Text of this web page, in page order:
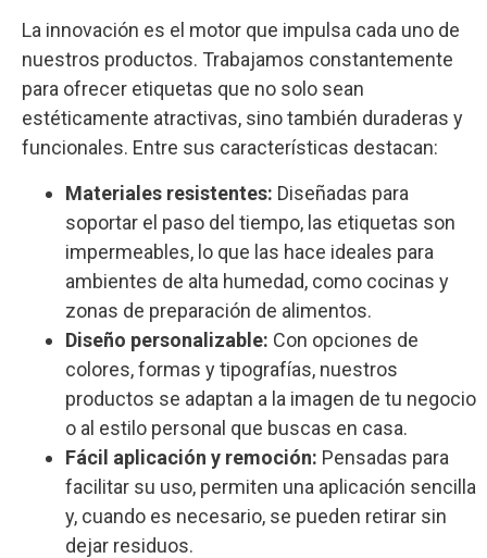
La innovación es el motor que impulsa cada uno de
nuestros productos. Trabajamos constantemente
para ofrecer etiquetas que no solo sean
estéticamente atractivas, sino también duraderas y
funcionales. Entre sus características destacan:
Materiales resistentes: Diseñadas para
soportar el paso del tiempo, las etiquetas son
impermeables, lo que las hace ideales para
ambientes de alta humedad, como cocinas y
zonas de preparación de alimentos.
Diseño personalizable: Con opciones de
colores, formas y tipografías, nuestros
productos se adaptan a la imagen de tu negocio
o al estilo personal que buscas en casa.
Fácil aplicación y remoción: Pensadas para
facilitar su uso, permiten una aplicación sencilla
y, cuando es necesario, se pueden retirar sin
dejar residuos.